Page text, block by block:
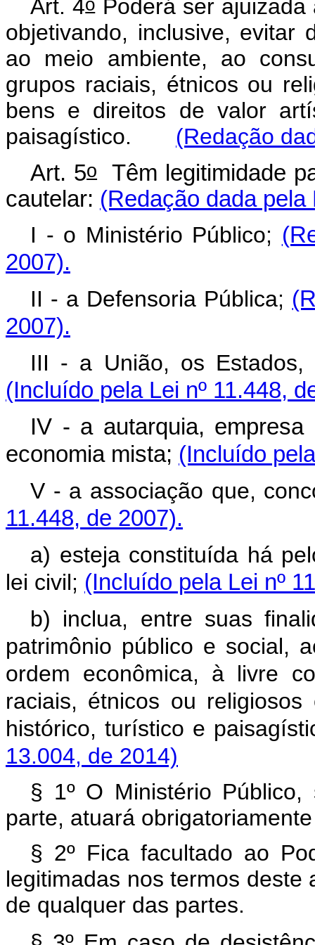
Art. 4 Poderá ser ajuizada
objetivando, inclusive, evitar
ao meio ambiente, ao
grupos raciais, étnicos ou
bens e direitos de valor
paisagístico. (Redação
Art. 5oTêm legitimidade
cautelar: (Redação dada pela
I - o Ministério Público;
2007).
II - a Defensoria Pública;
2007).
III - a União, os Estados,
(Incluído pela Lei nº 11.448,
IV - a autarquia,
economia mista; (Incluído
V - a associação que,
11.448, de 2007).
a) esteja constituída há
lei civil; (Incluído pela Lei nº
b) inclua, entre suas
patrimônio público e social,
ordem econômica, à livre
raciais, étnicos ou
histórico, turístico e
13.004, de 2014)
§ 1º O Ministério
parte, atuará
§ 2º Fica facultado ao
legitimadas nos termos deste
de qualquer das partes.